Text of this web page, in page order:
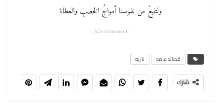
ولتنبعْ من نفوسنا أمواجُ الخصبِ والعطاءْ
- Advertisement -
قصائد عامه نثريه
شارك